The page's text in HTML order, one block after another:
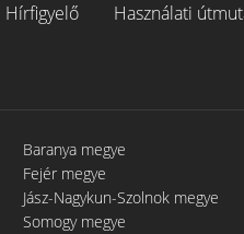
Hírfigyelő Használati
Baranya megye
Fejér megye
Jász-Nagykun-Szolnok megye
Somogy megye